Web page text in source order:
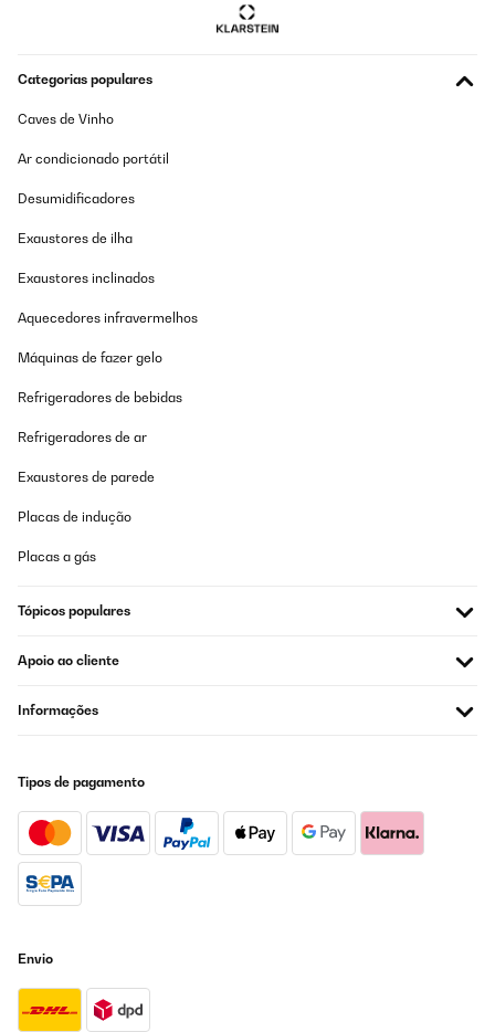
04/11/2021
sono rimasto molto sodisfatto anche perchè sono riuscito ad
-60€ mica poco finiture eccellenti perfetti anche i sostegni a
muro e relative bullonerie tutto in acciaio inox veramente
Lieferung erfolgte im original Karton, der zuvor nicht geöffnet
wurde. Einen Fehler habe ich nicht gefunden oder der ist so klein,
Gerät. Der Aufbau ist einfach, benötigt aber eine zweite Person
Grad ist mehr als ordentlich. Die, die in unmittelbarer Nähe
abziehen, dass das Kabel für meine Verhältnisse zu kurz ist.
raus. Ach ja, ein Kunde schrieb, dass die Heizleistung über die
links/rechts Heizstäbe nicht der Beschreibung entspricht. Zur
(1.600Watt). Dementsprechend liegt die andere bei 800 Watt.
Stecker in die Dose und schon kann es los gehen. Das Kabel ist
Verlängerung ran. Es nimmt aber insgesamt nicht viel Platz weg,
was für mich ein wichtiger Faktor ist. Die Qualität ist gut
gemacht. Ich konnte keine Fehler oder was negatives finden. Wie
man das Gerät einstellt, wird in der Anleitung ersichtlich. So heizt
es dann auch sehr gut und man fühlt sich wohl. Gerade wenn es
Amazon-Benutzer
Categorias populares
Caves de Vinho
Ar condicionado portátil
Desumidificadores
Exaustores de ilha
Exaustores inclinados
Aquecedores infravermelhos
Máquinas de fazer gelo
Refrigeradores de bebidas
Refrigeradores de ar
Exaustores de parede
Placas de indução
Placas a gás
Tópicos populares
Apoio ao cliente
Informações
Tipos de pagamento
Envio